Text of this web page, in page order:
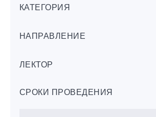
бордах
Игровые виды спорта
Мечевой бой
КАТЕГОРИЯ
НАПРАВЛЕНИЕ
ЛЕКТОР
СРОКИ ПРОВЕДЕНИЯ